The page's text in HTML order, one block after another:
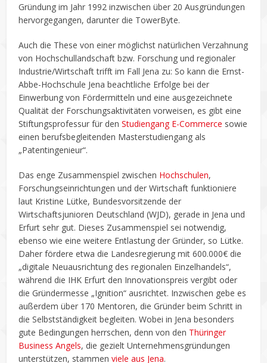
Gründung im Jahr 1992 inzwischen über 20 Ausgründungen
hervorgegangen, darunter die TowerByte.
Auch die These von einer möglichst natürlichen Verzahnung
von Hochschullandschaft bzw. Forschung und regionaler
Industrie/Wirtschaft trifft im Fall Jena zu: So kann die Ernst-
Abbe-Hochschule Jena beachtliche Erfolge bei der
Einwerbung von Fördermitteln und eine ausgezeichnete
Qualität der Forschungsaktivitäten vorweisen, es gibt eine
Stiftungsprofessur für den Studiengang E-Commerce sowie
einen berufsbegleitenden Masterstudiengang als
„Patentingenieur“.
Das enge Zusammenspiel zwischen Hochschulen,
Forschungseinrichtungen und der Wirtschaft funktioniere
laut Kristine Lütke, Bundesvorsitzende der
Wirtschaftsjunioren Deutschland (WJD), gerade in Jena und
Erfurt sehr gut. Dieses Zusammenspiel sei notwendig,
ebenso wie eine weitere Entlastung der Gründer, so Lütke.
Daher fördere etwa die Landesregierung mit 600.000€ die
„digitale Neuausrichtung des regionalen Einzelhandels“,
während die IHK Erfurt den Innovationspreis vergibt oder
die Gründermesse „Ignition“ ausrichtet. Inzwischen gebe es
außerdem über 170 Mentoren, die Gründer beim Schritt in
die Selbstständigkeit begleiten. Wobei in Jena besonders
gute Bedingungen herrschen, denn von den Thüringer
Business Angels, die gezielt Unternehmensgründungen
unterstützen, stammenviele aus Jena.